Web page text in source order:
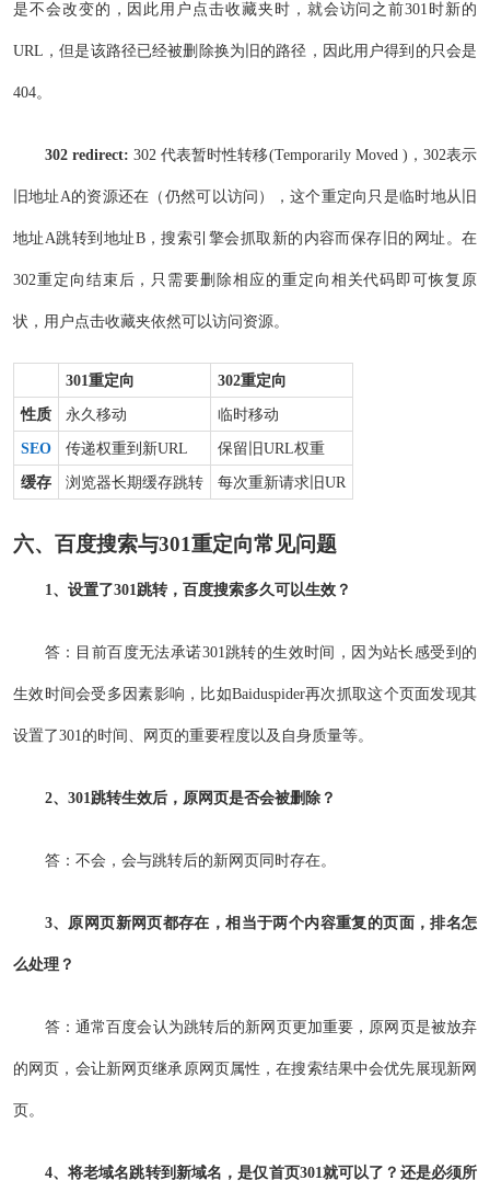
是不会改变的，因此用户点击收藏夹时，就会访问之前301时新的
URL，但是该路径已经被删除换为旧的路径，因此用户得到的只会是
404。
302 redirect: 302 代表暂时性转移(Temporarily Moved )，302表示
旧地址A的资源还在（仍然可以访问），这个重定向只是临时地从旧
地址A跳转到地址B，搜索引擎会抓取新的内容而保存旧的网址。在
302重定向结束后，只需要删除相应的重定向相关代码即可恢复原
状，用户点击收藏夹依然可以访问资源。
301重定向
302重定向
性质
永久移动
临时移动
SEO
传递权重到新URL
保留旧URL权重
缓存
浏览器长期缓存跳转 每次重新请求旧UR
六、百度搜索与301重定向常见问题
1、设置了301跳转，百度搜索多久可以生效？
答：目前百度无法承诺301跳转的生效时间，因为站长感受到的
生效时间会受多因素影响，比如Baiduspider再次抓取这个页面发现其
设置了301的时间、网页的重要程度以及自身质量等。
2、301跳转生效后，原网页是否会被删除？
答：不会，会与跳转后的新网页同时存在。
3、原网页新网页都存在，相当于两个内容重复的页面，排名怎
么处理？
答：通常百度会认为跳转后的新网页更加重要，原网页是被放弃
的网页，会让新网页继承原网页属性，在搜索结果中会优先展现新网
页。
4、将老域名跳转到新域名，是仅首页301就可以了？还是必须所